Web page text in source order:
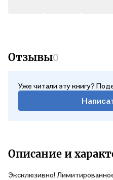
• Факсимиле и пожелание от
В лимитированный комплект
3. Двусторонняя закладка
4. Стикер 7х7 см от MW.
Отзывы0
Уже читали эту книгу?
Описание и
Эксклюзивно!